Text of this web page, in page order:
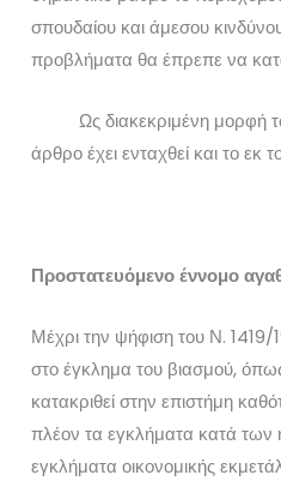
σπουδαίου και άμεσου
προβλήματα θα έπρεπε να
Ως διακεκριμένη μορφή
άρθρο έχει ενταχθεί και το εκ
Προστατευόμενο έννομο
Μέχρι την ψήφιση του Ν. 1419/
στο έγκλημα του βιασμού,
κατακριθεί στην επιστήμη
πλέον τα εγκλήματα κατά των
εγκλήματα οικονομικής